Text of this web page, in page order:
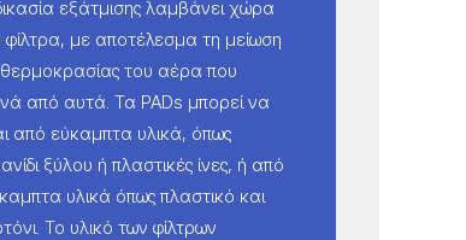
εξάτμισης λαμβάνει χώρα
φίλτρα, με αποτέλεσμα τη μείωση
θερμοκρασίας του αέρα που
από αυτά. Τα PADs μπορεί να
από εύκαμπτα υλικά, όπως
ξύλου ή πλαστικές ίνες, ή από
υλικά όπως πλαστικό και
Το υλικό των φίλτρων